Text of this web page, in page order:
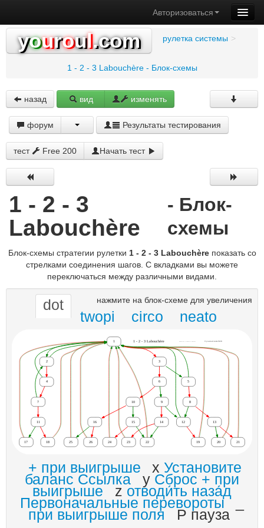
Авторизоваться
youroul.com рулетка системы >
1 - 2 - 3 Labouchère - Блок-схемы
назад вид изменять
форум Результаты тестирования
тест Free 200 Начать тест
1 - 2 - 3
Labouchère
- Блок-
схемы
Блок-схемы стратегии рулетки 1 - 2 - 3 Labouchèreпоказать со
стрелками соединения шагов. С вкладками вы можете
переключаться между различными видами.
нажмите на блок-схеме для увеличения
dot
twopi circo neato
+ при выигрыше x Установите
баланс Ссылка y Сброс + при
выигрыше z отводи́ть наза́д
Первоначальные перевороты
при выигрыше поля P пауза